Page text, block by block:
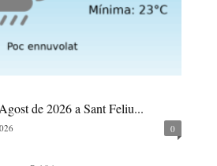
de 2026 a Sant Feliu...
0